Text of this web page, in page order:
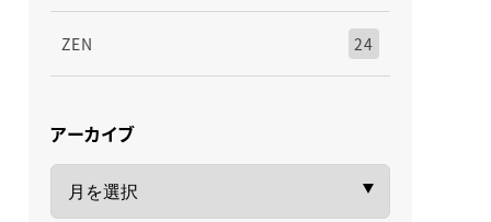
ZEN 24
アーカイブ